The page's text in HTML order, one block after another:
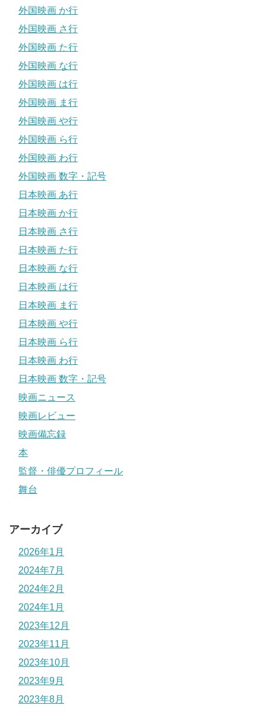
外国映画 か行
外国映画 さ行
外国映画 た行
外国映画 な行
外国映画 は行
外国映画 ま行
外国映画 や行
外国映画 ら行
外国映画 わ行
外国映画 数字・記号
日本映画 あ行
日本映画 か行
日本映画 さ行
日本映画 た行
日本映画 な行
日本映画 は行
日本映画 ま行
日本映画 や行
日本映画 ら行
日本映画 わ行
日本映画 数字・記号
映画ニュース
映画レビュー
映画備忘録
本
監督・俳優プロフィール
舞台
アーカイブ
2026年1月
2024年7月
2024年2月
2024年1月
2023年12月
2023年11月
2023年10月
2023年9月
2023年8月